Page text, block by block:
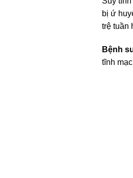
bị ứ
trệ tuần
Bệnh
tĩnh